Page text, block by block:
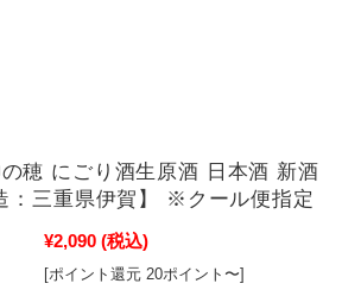
穂 にごり酒生原酒 日本酒 新酒
：三重県伊賀】 ※クール便指定
¥2,090 (税込)
[ポイント還元 20ポイント〜]